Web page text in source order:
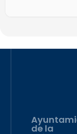
de la